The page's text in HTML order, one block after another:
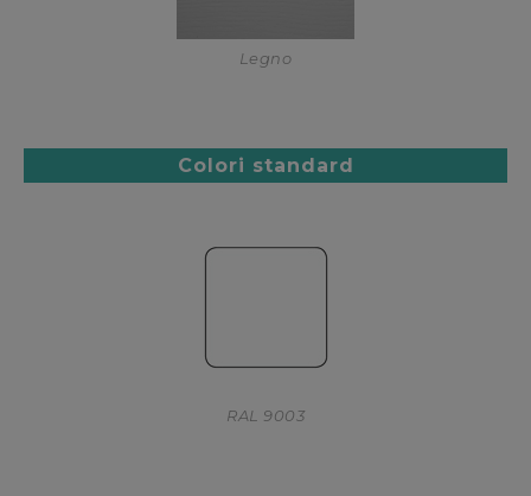
Legno
Colori standard
RAL 9003